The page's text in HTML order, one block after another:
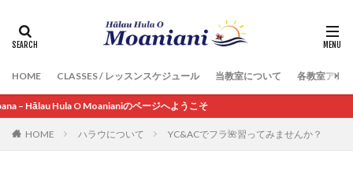
HOME CLASSES / レッスンスケジュール 当教室について 各教室アク
O Moanianiのページへようこそ
HOME ハラウについて YC&ACでフラ🌺習ってみませんか？